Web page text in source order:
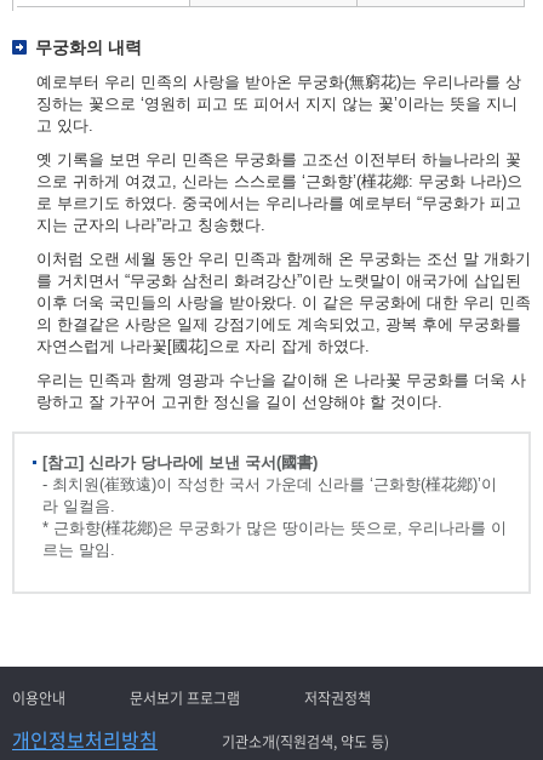
무궁화의 내력
예로부터 우리 민족의 사랑을 받아온 무궁화(無窮花)는 우리나라를 상
징하는 꽃으로 ‘영원히 피고 또 피어서 지지 않는 꽃’이라는 뜻을 지니
고 있다.
옛 기록을 보면 우리 민족은 무궁화를 고조선 이전부터 하늘나라의 꽃
으로 귀하게 여겼고, 신라는 스스로를 ‘근화향’(槿花鄕: 무궁화 나라)으
로 부르기도 하였다. 중국에서는 우리나라를 예로부터 “무궁화가 피고
지는 군자의 나라”라고 칭송했다.
이처럼 오랜 세월 동안 우리 민족과 함께해 온 무궁화는 조선 말 개화기
를 거치면서 “무궁화 삼천리 화려강산”이란 노랫말이 애국가에 삽입된
이후 더욱 국민들의 사랑을 받아왔다. 이 같은 무궁화에 대한 우리 민족
의 한결같은 사랑은 일제 강점기에도 계속되었고, 광복 후에 무궁화를
자연스럽게 나라꽃[國花]으로 자리 잡게 하였다.
우리는 민족과 함께 영광과 수난을 같이해 온 나라꽃 무궁화를 더욱 사
랑하고 잘 가꾸어 고귀한 정신을 길이 선양해야 할 것이다.
[참고] 신라가 당나라에 보낸 국서(國書)
- 최치원(崔致遠)이 작성한 국서 가운데 신라를 ‘근화향(槿花鄕)’이
라 일컬음.
* 근화향(槿花鄕)은 무궁화가 많은 땅이라는 뜻으로, 우리나라를 이
르는 말임.
이용안내 문서보기 프로그램 저작권정책
개인정보처리방침 기관소개(직원검색, 약도 등)